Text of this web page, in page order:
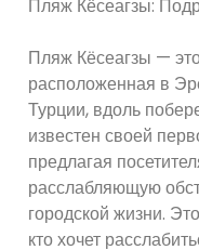
Пляж Кёсеагзы:
Пляж Кёсеагзы —
расположенная в
Турции, вдоль
известен своей
предлагая
расслабляющую
городской жизни.
кто хочет